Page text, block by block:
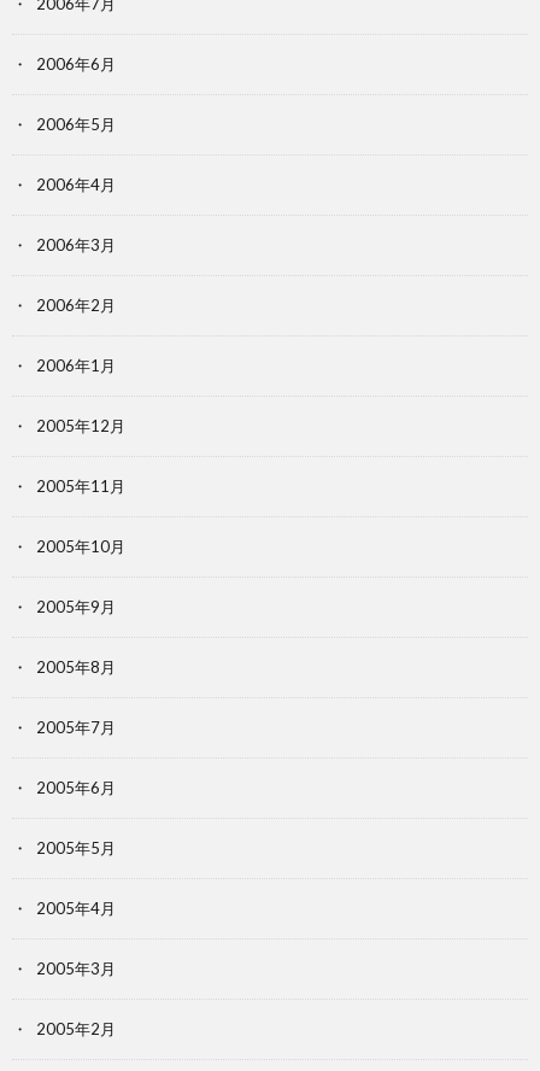
2006年6月
2006年5月
2006年4月
2006年3月
2006年2月
2006年1月
2005年12月
2005年11月
2005年10月
2005年9月
2005年8月
2005年7月
2005年6月
2005年5月
2005年4月
2005年3月
2005年2月